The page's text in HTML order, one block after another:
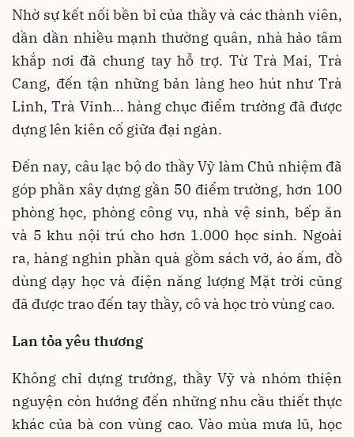
Nhờ sự kết nối bền bỉ của thầy và các thành viên,
dần dần nhiều mạnh thường quân, nhà hảo tâm
khắp nơi đã chung tay hỗ trợ. Từ Trà Mai, Trà
Cang, đến tận những bản làng heo hút như Trà
Linh, Trà Vinh… hàng chục điểm trường đã được
dựng lên kiên cố giữa đại ngàn.
Đến nay, câu lạc bộ do thầy Vỹ làm Chủ nhiệm đã
góp phần xây dựng gần 50 điểm trường, hơn 100
phòng học, phòng công vụ, nhà vệ sinh, bếp ăn
và 5 khu nội trú cho hơn 1.000 học sinh. Ngoài
ra, hàng nghìn phần quà gồm sách vở, áo ấm, đồ
dùng dạy học và điện năng lượng Mặt trời cũng
đã được trao đến tay thầy, cô và học trò vùng cao.
Lan tỏa yêu thương
Không chỉ dựng trường, thầy Vỹ và nhóm thiện
nguyện còn hướng đến những nhu cầu thiết thực
khác của bà con vùng cao. Vào mùa mưa lũ, học